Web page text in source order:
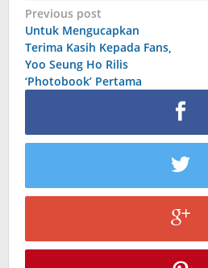
Post
navigation
Previous post
Untuk Mengucapkan
Terima Kasih Kepada Fans,
Yoo Seung Ho Rilis
‘Photobook’ Pertama